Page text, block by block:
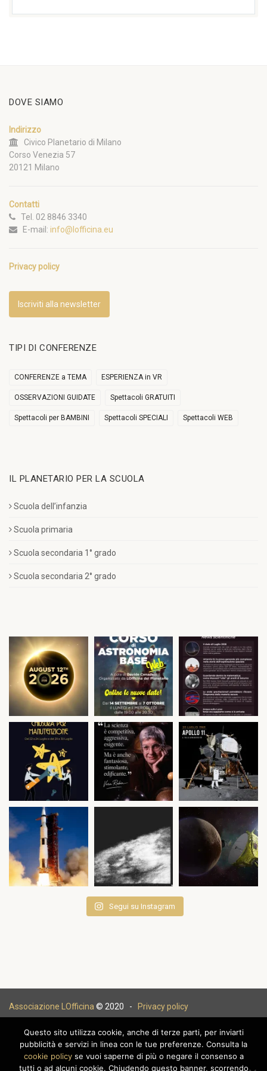
DOVE SIAMO
Indirizzo
Civico Planetario di Milano
Corso Venezia 57
20121 Milano
Contatti
Tel. 02 8846 3340
E-mail: info@lofficina.eu
Privacy policy
Iscriviti alla newsletter
TIPI DI CONFERENZE
CONFERENZE a TEMA ESPERIENZA in VR
OSSERVAZIONI GUIDATE Spettacoli GRATUITI
Spettacoli per BAMBINI Spettacoli SPECIALI Spettacoli WEB
IL PLANETARIO PER LA SCUOLA
Scuola dell’infanzia
Scuola primaria
Scuola secondaria 1° grado
Scuola secondaria 2° grado
Segui su Instagram
Associazione LOfficina © 2020 - Privacy policy
Questo sito utilizza cookie, anche di terze parti, per inviarti
pubblicità e servizi in linea con le tue preferenze. Consulta la
cookie policyse vuoi saperne di più o negare il consenso a
tutti o ad alcuni cookie. Chiudendo questo banner, scorrendo